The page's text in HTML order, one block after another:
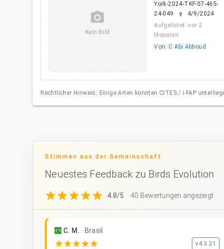
camera_alt
Kein Bild
York-2024-TKF-07-465-
24-049
female
4/9/2024
Aufgelistet: vor 2
Monaten
Von: C Abi Abboud
Rechtlicher Hinweis: Einige Arten könnten CITES / i-FAP
Stimmen aus der Gemeinschaft
Neuestes Feedback zu Birds Evolution
starstarstarstarstar 4.8/5 · 40 Bewertungen angezeigt
C. M. · Brasil
star star star star star v4.3.21